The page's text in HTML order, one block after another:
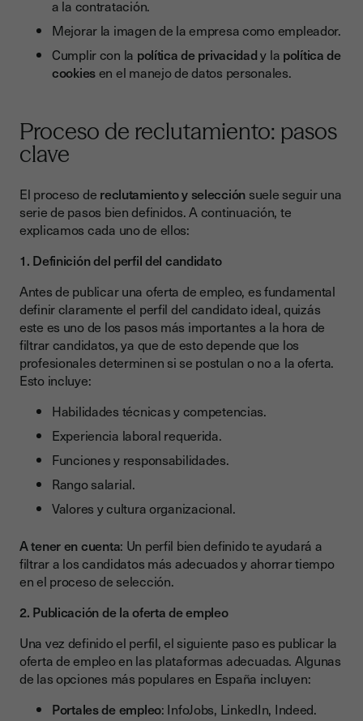
a la contratación.
Mejorar la imagen de la empresa como empleador.
Cumplir con la política de privacidady la política de
cookiesen el manejo de datos personales.
Proceso de reclutamiento: pasos
clave
El proceso de reclutamiento y selección suele seguir una
serie de pasos bien definidos. A continuación, te
explicamos cada uno de ellos:
1. Definición del perfil del candidato
Antes de publicar una oferta de empleo, es fundamental
definir claramente el perfil del candidato ideal, quizás
este es uno de los pasos más importantes a la hora de
filtrar candidatos, ya que de esto depende que los
profesionales determinen si se postulan o no a la oferta.
Esto incluye:
Habilidades técnicas y competencias.
Experiencia laboral requerida.
Funciones y responsabilidades.
Rango salarial.
Valores y cultura organizacional.
A tener en cuenta: Un perfil bien definido te ayudará a
filtrar a los candidatos más adecuados y ahorrar tiempo
en el proceso de selección.
2. Publicación de la oferta de empleo
Una vez definido el perfil, el siguiente paso es publicar la
oferta de empleo en las plataformas adecuadas. Algunas
de las opciones más populares en España incluyen:
Portales de empleo: InfoJobs, LinkedIn, Indeed.